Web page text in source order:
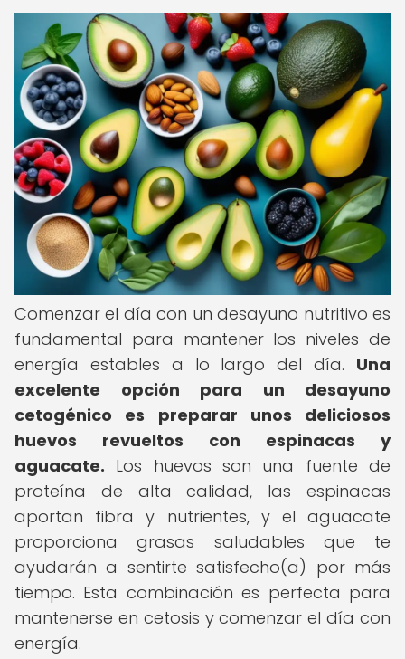
Comenzar el día con un desayuno nutritivo es
fundamental para mantener los niveles de
energía estables a lo largo del día. Una
excelente opción para un desayuno
cetogénico es preparar unos deliciosos
huevos revueltos con espinacas y
aguacate. Los huevos son una fuente de
proteína de alta calidad, las espinacas
aportan fibra y nutrientes, y el aguacate
proporciona grasas saludables que te
ayudarán a sentirte satisfecho(a) por más
tiempo. Esta combinación es perfecta para
mantenerse en cetosis y comenzar el día con
energía.